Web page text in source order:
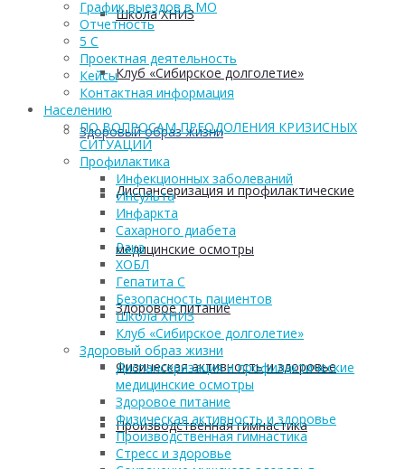
Школа ХНИЗ
Клуб «Сибирское долголетие»
Здоровый образ жизни
Диспансеризация и профилактические
медицинские осмотры
Здоровое питание
Физическая активность и здоровье
Производственная гимнастика
График выездов в МО
Отчетность
5 С
Проектная деятельность
Кейсы
Контактная информация
Населению
ПО ВОПРОСАМ ПРЕОДОЛЕНИЯ КРИЗИСНЫХ
СИТУАЦИЙ
Профилактика
Инфекционных заболеваний
Инсульта
Инфаркта
Сахарного диабета
Рака
ХОБЛ
Гепатита С
Безопасность пациентов
Школа ХНИЗ
Клуб «Сибирское долголетие»
Здоровый образ жизни
Диспансеризация и профилактические
медицинские осмотры
Здоровое питание
Физическая активность и здоровье
Производственная гимнастика
Стресс и здоровье